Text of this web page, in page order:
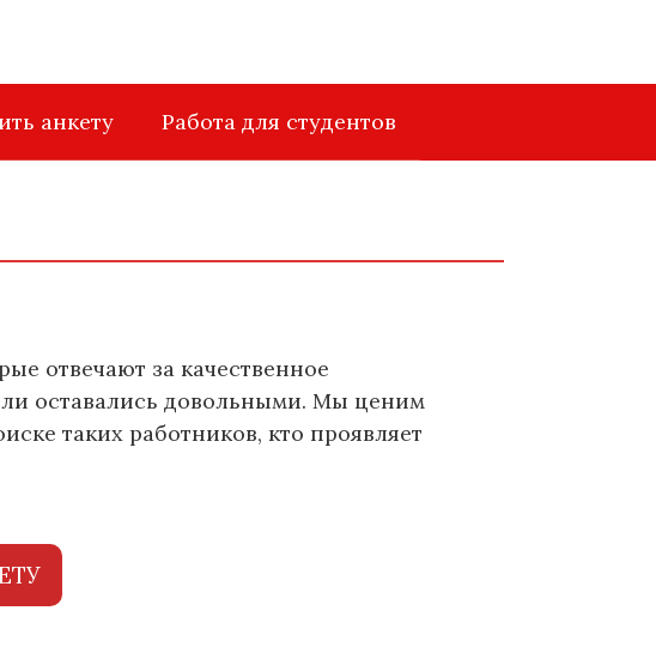
анкету Работа для студентов
отвечают за качественное
оставались довольными. Мы ценим
таких работников, кто проявляет